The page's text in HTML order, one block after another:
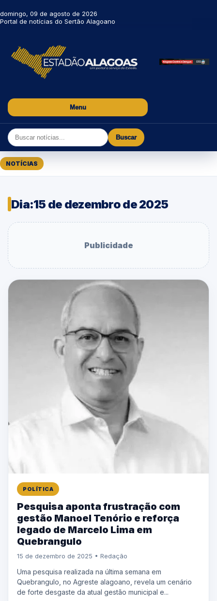
domingo, 09 de agosto de 2026
Portal de notícias do Sertão Alagoano
Menu
Buscar
NOTÍCIAS
Dia:15 de dezembro de 2025
Publicidade
POLÍTICA
Pesquisa aponta frustração com
gestão Manoel Tenório e reforça
legado de Marcelo Lima em
Quebrangulo
15 de dezembro de 2025 • Redação
Uma pesquisa realizada na última semana em
Quebrangulo, no Agreste alagoano, revela um cenário
de forte desgaste da atual gestão municipal e...